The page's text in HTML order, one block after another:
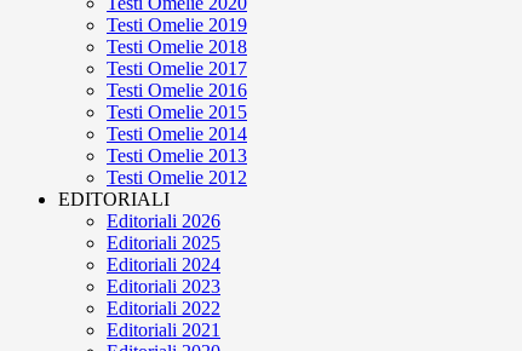
Testi Omelie 2019
Testi Omelie 2018
Testi Omelie 2017
Testi Omelie 2016
Testi Omelie 2015
Testi Omelie 2014
Testi Omelie 2013
Testi Omelie 2012
EDITORIALI
Editoriali 2026
Editoriali 2025
Editoriali 2024
Editoriali 2023
Editoriali 2022
Editoriali 2021